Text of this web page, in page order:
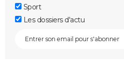
Sport
Les dossiers d'actu